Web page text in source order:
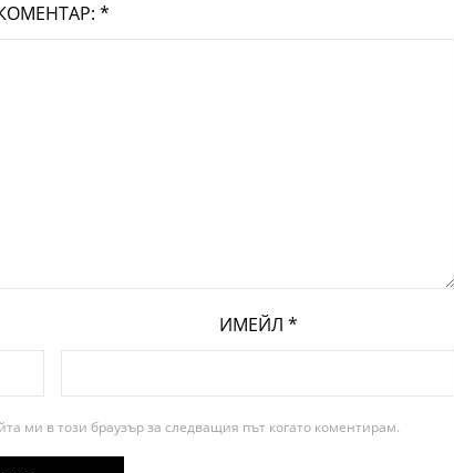
*
ИМЕЙЛ *
ми в този браузър за следващия път когато коментирам.